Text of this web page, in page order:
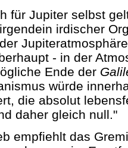
für Jupiter selbst
irdischer
- in der
Ende der
würde
die absolut
daher gleich null."
empfiehlt das